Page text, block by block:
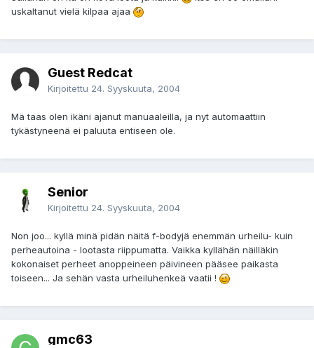
uskaltanut vielä kilpaa ajaa
Guest Redcat
Kirjoitettu 24. Syyskuuta, 2004
Mä taas olen ikäni ajanut manuaaleilla, ja nyt automaattiin
tykästyneenä ei paluuta entiseen ole.
Senior
Kirjoitettu 24. Syyskuuta, 2004
Non joo... kyllä minä pidän näitä f-bodyjä enemmän urheilu- kuin
perheautoina - lootasta riippumatta. Vaikka kyllähän näilläkin
kokonaiset perheet anoppeineen päivineen pääsee paikasta
toiseen... Ja sehän vasta urheiluhenkeä vaatii !
gmc63